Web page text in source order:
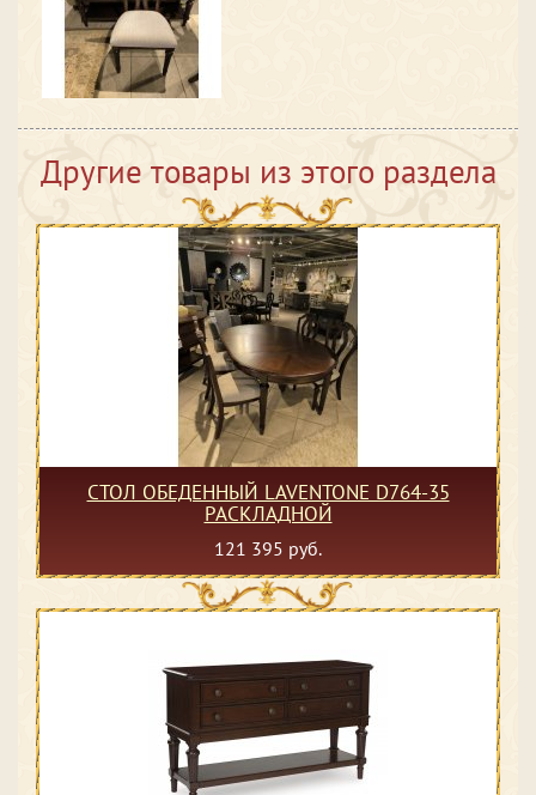
Другие товары из этого раздела
СТОЛ ОБЕДЕННЫЙ LAVENTONE D764-35
РАСКЛАДНОЙ
121 395 руб.